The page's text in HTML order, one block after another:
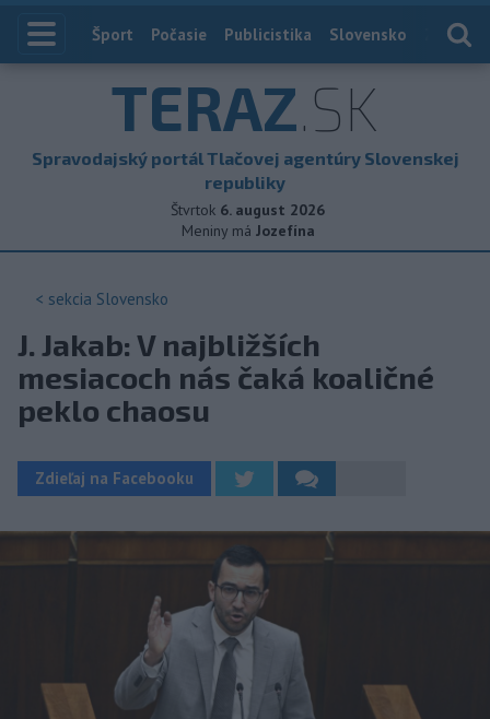
Index
Šport Počasie Publicistika Slovensko
TERAZ.SK
Spravodajský portál Tlačovej agentúry Slovenskej
republiky
Štvrtok 6. august 2026
Meniny má Jozefína
< sekcia Slovensko
J. Jakab: V najbližších
mesiacoch nás čaká koaličné
peklo chaosu
Zdieľaj na Facebooku